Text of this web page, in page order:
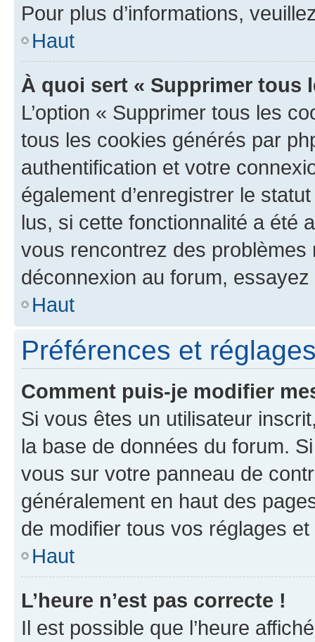
Pour plus d’informations,
Haut
À quoi sert « Supprimer tous
L’option « Supprimer tous les
tous les cookies générés par
authentification et votre
également d’enregistrer le
lus, si cette fonctionnalité a été
vous rencontrez des
déconnexion au forum,
Haut
Préférences et
Comment puis-je modifier
Si vous êtes un utilisateur
la base de données du forum.
vous sur votre panneau de
généralement en haut des
de modifier tous vos réglages
Haut
L’heure n’est pas correcte !
Il est possible que l’heure